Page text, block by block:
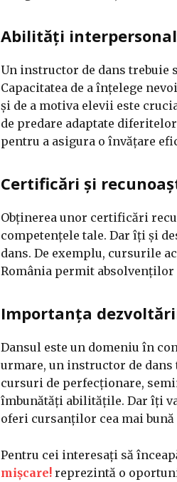
Abilități
Un instructor de dans trebuie
Capacitatea de a înțelege
și de a motiva elevii este
de predare adaptate
pentru a asigura o învățare
Certificări și
Obținerea unor certificări
competențele tale. Dar îți și
dans. De exemplu, cursurile
România permit absolvenților
Importanța
Dansul este un domeniu în
urmare, un instructor de dans
cursuri de perfecționare,
îmbunătăți abilitățile. Dar îți
oferi cursanților cea mai
Pentru cei interesați să
mișcare! reprezintă o